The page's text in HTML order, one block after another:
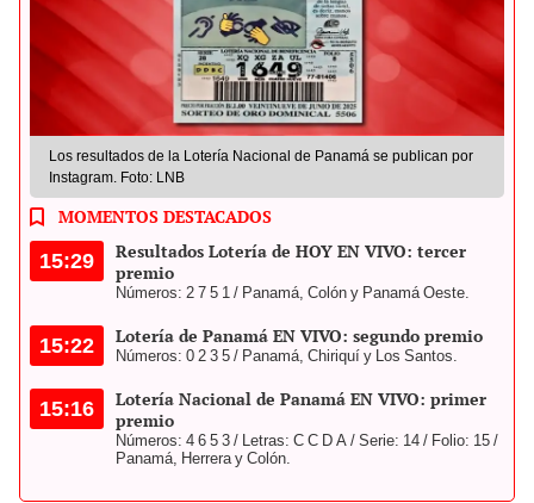
Los resultados de la Lotería Nacional de Panamá se publican por
Instagram. Foto: LNB
MOMENTOS DESTACADOS
15:29
Resultados Lotería de HOY EN VIVO: tercer
premio
Números: 2 7 5 1 / Panamá, Colón y Panamá Oeste.
15:22 Lotería de Panamá EN VIVO: segundo premio
Números: 0 2 3 5 / Panamá, Chiriquí y Los Santos.
15:16
Lotería Nacional de Panamá EN VIVO: primer
premio
Números: 4 6 5 3 / Letras: C C D A / Serie: 14 / Folio: 15 /
Panamá, Herrera y Colón.